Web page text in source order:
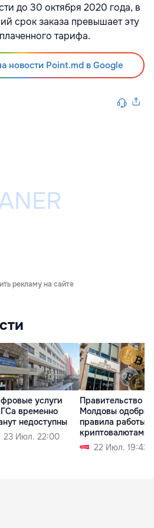
до 30 октября 2020 года, в
срок заказа превышает эту
тарифа.
новости Point.md в Google
рекламу на сайте
услуги
временно
недоступны
23 Июл. 22:00
Правительство
Молдовы
правила работы с
криптовалютами
22 Июл. 19:43